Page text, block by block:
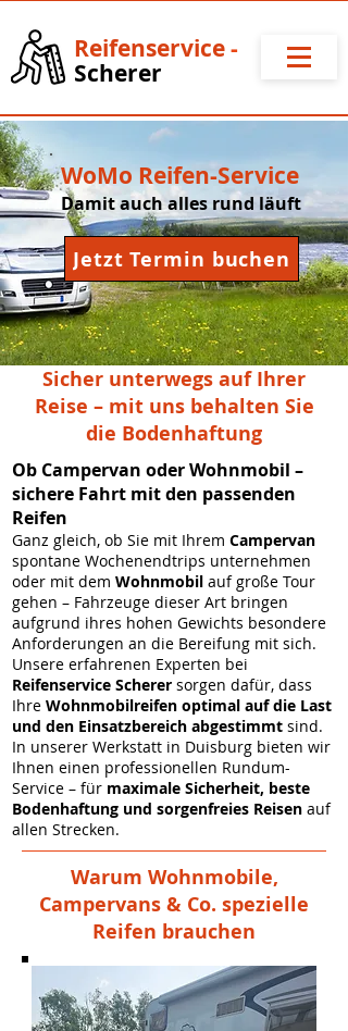
Reifenservice-
Scherer
WoMo Reifen-Service
Damit auch alles rund läuft
Jetzt Termin buchen
​Sicher unterwegs auf Ihrer
Reise – mit uns behalten Sie
die Bodenhaftung
Ob Campervan oder Wohnmobil –
sichere Fahrt mit den passenden
Reifen
Ganz gleich, ob Sie mit Ihrem Campervan
spontane Wochenendtrips unternehmen
oder mit dem Wohnmobil auf große Tour
gehen – Fahrzeuge dieser Art bringen
aufgrund ihres hohen Gewichts besondere
Anforderungen an die Bereifung mit sich.
Unsere erfahrenen Experten bei
Reifenservice Scherer sorgen dafür, dass
Ihre Wohnmobilreifen optimal auf die Last
und den Einsatzbereich abgestimmt sind.
In unserer Werkstatt in Duisburg bieten wir
Ihnen einen professionellen Rundum-
Service – für maximale Sicherheit, beste
Bodenhaftung und sorgenfreies Reisen auf
allen Strecken.
Warum Wohnmobile,
Campervans & Co. spezielle
Reifen brauchen